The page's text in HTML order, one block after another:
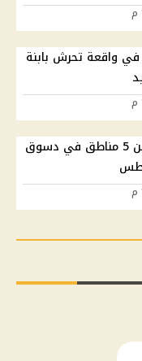
واقعة تحرش بابنة
قطع الكهرباء 4 ساعات عن 5 مناطق في دسوق